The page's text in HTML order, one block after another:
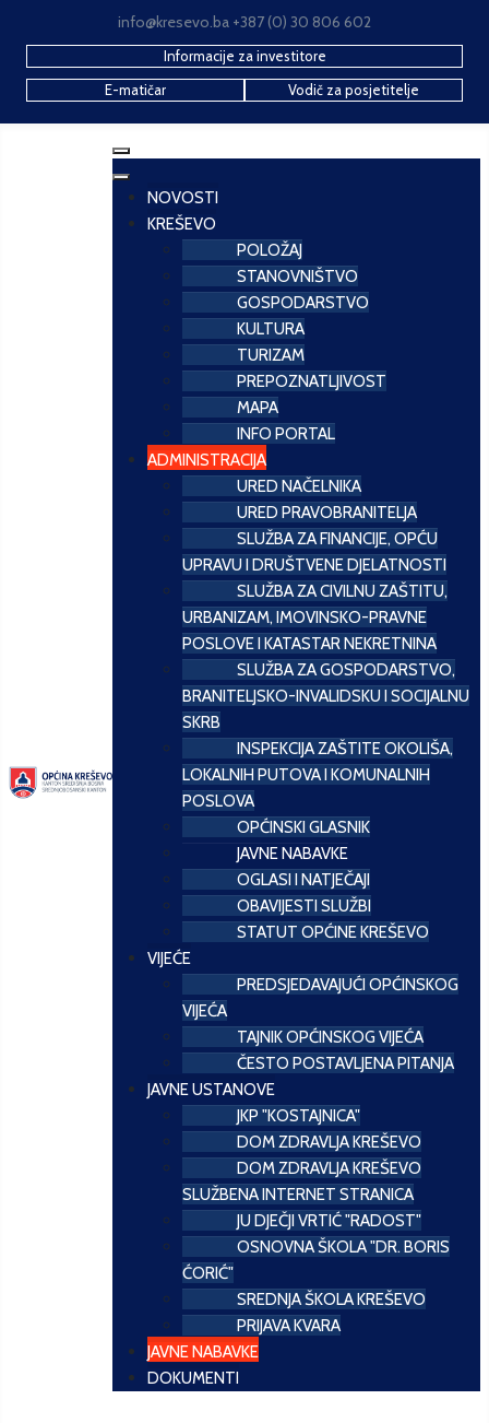
info@kresevo.ba +387 (0) 30 806 602
Informacije za investitore
E-matičar
Vodič za posjetitelje
NOVOSTI
KREŠEVO
POLOŽAJ
STANOVNIŠTVO
GOSPODARSTVO
KULTURA
TURIZAM
PREPOZNATLJIVOST
MAPA
INFO PORTAL
ADMINISTRACIJA
URED NAČELNIKA
URED PRAVOBRANITELJA
SLUŽBA ZA FINANCIJE, OPĆU
UPRAVU I DRUŠTVENE DJELATNOSTI
SLUŽBA ZA CIVILNU ZAŠTITU,
URBANIZAM, IMOVINSKO-PRAVNE
POSLOVE I KATASTAR NEKRETNINA
SLUŽBA ZA GOSPODARSTVO,
BRANITELJSKO-INVALIDSKU I SOCIJALNU
SKRB
INSPEKCIJA ZAŠTITE OKOLIŠA,
LOKALNIH PUTOVA I KOMUNALNIH
POSLOVA
OPĆINSKI GLASNIK
JAVNE NABAVKE
OGLASI I NATJEČAJI
OBAVIJESTI SLUŽBI
STATUT OPĆINE KREŠEVO
VIJEĆE
PREDSJEDAVAJUĆI OPĆINSKOG
VIJEĆA
TAJNIK OPĆINSKOG VIJEĆA
ČESTO POSTAVLJENA PITANJA
JAVNE USTANOVE
JKP "KOSTAJNICA"
DOM ZDRAVLJA KREŠEVO
DOM ZDRAVLJA KREŠEVO
SLUŽBENA INTERNET STRANICA
JU DJEČJI VRTIĆ "RADOST"
OSNOVNA ŠKOLA "DR. BORIS
ĆORIĆ"
SREDNJA ŠKOLA KREŠEVO
PRIJAVA KVARA
JAVNE NABAVKE
DOKUMENTI